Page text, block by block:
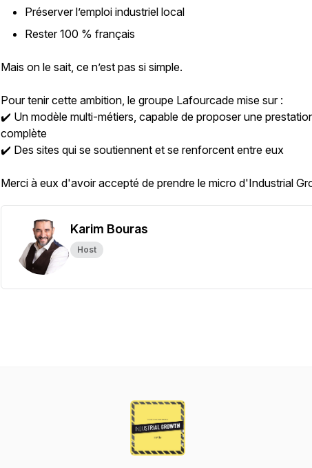
Préserver l’emploi industriel local
Rester 100 % français
Mais on le sait, ce n’est pas si simple.
Pour tenir cette ambition, le groupe Lafourcade mise sur :
✔️ Un modèle multi-métiers, capable de proposer une
complète
✔️ Des sites qui se soutiennent et se renforcent entre eux
Merci à eux d'avoir accepté de prendre le micro d'Industrial
Karim Bouras
Host